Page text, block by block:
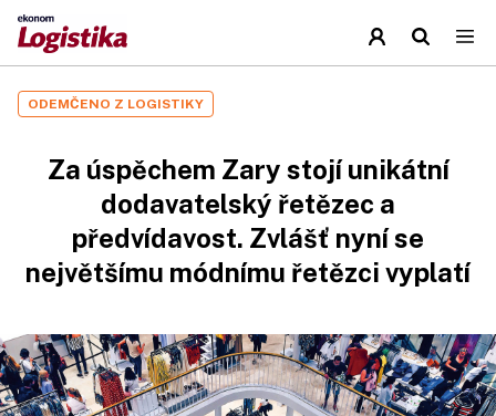
ODEMČENO Z LOGISTIKY
Za úspěchem Zary stojí unikátní
dodavatelský řetězec a
předvídavost. Zvlášť nyní se
největšímu módnímu řetězci vyplatí